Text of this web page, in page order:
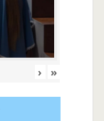
› »